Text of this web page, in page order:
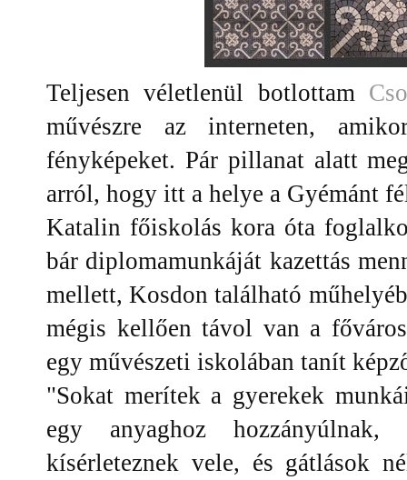
Teljesen véletlenül botlottam
művészre az interneten,
fényképeket. Pár pillanat alatt
arról, hogy itt a helye a Gyémánt
Katalin főiskolás kora óta
bár diplomamunkáját kazettás
mellett, Kosdon található
mégis kellően távol van a
egy művészeti iskolában tanít
"Sokat merítek a gyerekek
egy anyaghoz hozzányúlnak,
kísérleteznek vele, és gátlások